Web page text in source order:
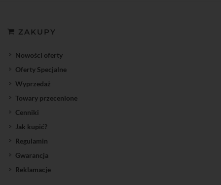
ZAKUPY
Nowości oferty
Oferty Specjalne
Wyprzedaż
Towary przecenione
Cenniki
Jak kupić?
Regulamin
Gwarancja
Reklamacje